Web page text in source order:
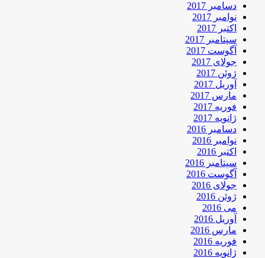
دسامبر 2017
نوامبر 2017
اکتبر 2017
سپتامبر 2017
آگوست 2017
جولای 2017
ژوئن 2017
آوریل 2017
مارس 2017
فوریه 2017
ژانویه 2017
دسامبر 2016
نوامبر 2016
اکتبر 2016
سپتامبر 2016
آگوست 2016
جولای 2016
ژوئن 2016
می 2016
آوریل 2016
مارس 2016
فوریه 2016
ژانویه 2016